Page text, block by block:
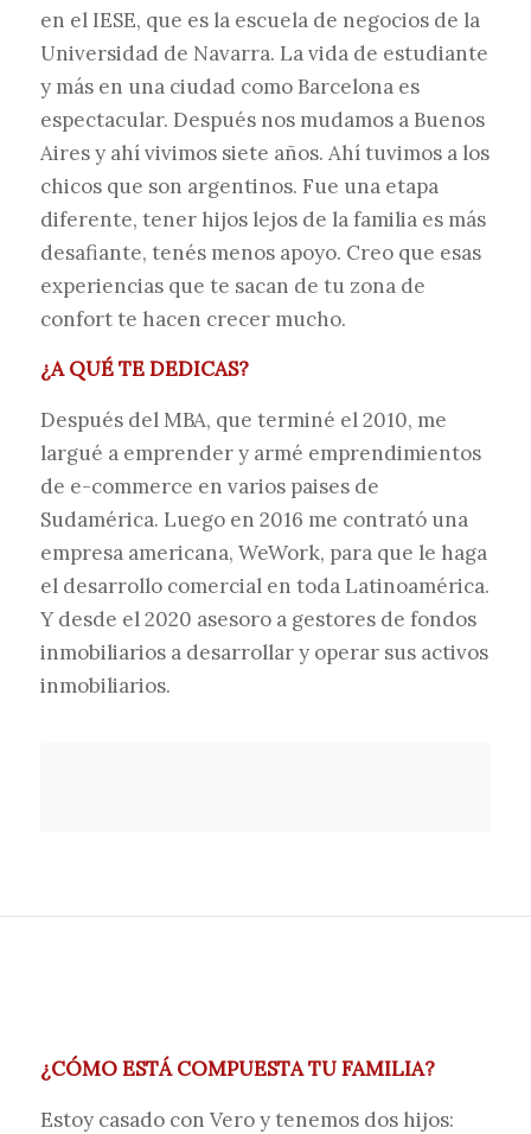
en el IESE, que es la escuela de negocios de la
Universidad de Navarra. La vida de estudiante
y más en una ciudad como Barcelona es
espectacular. Después nos mudamos a Buenos
Aires y ahí vivimos siete años. Ahí tuvimos a los
chicos que son argentinos. Fue una etapa
diferente, tener hijos lejos de la familia es más
desafiante, tenés menos apoyo. Creo que esas
experiencias que te sacan de tu zona de
confort te hacen crecer mucho.
¿A QUÉ TE DEDICAS?
Después del MBA, que terminé el 2010, me
largué a emprender y armé emprendimientos
de e-commerce en varios paises de
Sudamérica. Luego en 2016 me contrató una
empresa americana, WeWork, para que le haga
el desarrollo comercial en toda Latinoamérica.
Y desde el 2020 asesoro a gestores de fondos
inmobiliarios a desarrollar y operar sus activos
inmobiliarios.
¿CÓMO ESTÁ COMPUESTA TU FAMILIA?
Estoy casado con Vero y tenemos dos hijos: